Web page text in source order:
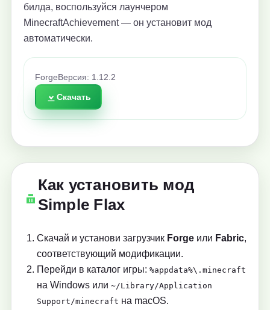
билда, воспользуйся лаунчером
MinecraftAchievement — он установит мод
автоматически.
ForgeВерсия: 1.12.2
Скачать
Как установить мод
Simple Flax
Скачай и установи загрузчик Forge или Fabric,
соответствующий модификации.
Перейди в каталог игры: %appdata%\.minecraft
на Windows или ~/Library/Application
Support/minecraft на macOS.